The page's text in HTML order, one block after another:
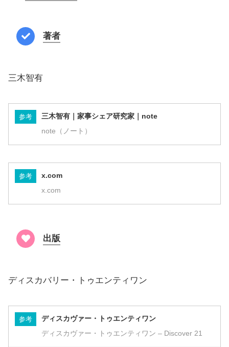
著者
三木智有
参考 三木智有｜家事シェア研究家｜note
note（ノート）
参考 x.com
x.com
出版
ディスカバリー・トゥエンティワン
参考 ディスカヴァー・トゥエンティワン
ディスカヴァー・トゥエンティワン – Discover 21